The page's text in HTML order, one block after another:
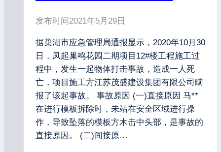
发布时间2021年5月29日
据巢湖市应急管理局通报显示，2020年10月30
日，凤起巢鸣花园二期项目12#楼工程施工过
程中，发生一起物体打击事故，造成一人死
亡，项目施工方江苏茂盛建设集团有限公司瞒
报了该起事故。 事故原因 (一)直接原因 马**
在进行模板拆除时，未站在安全区域进行操
作，导致坠落的模板方木击中头部，是事故的
直接原因。 (二)间接原…